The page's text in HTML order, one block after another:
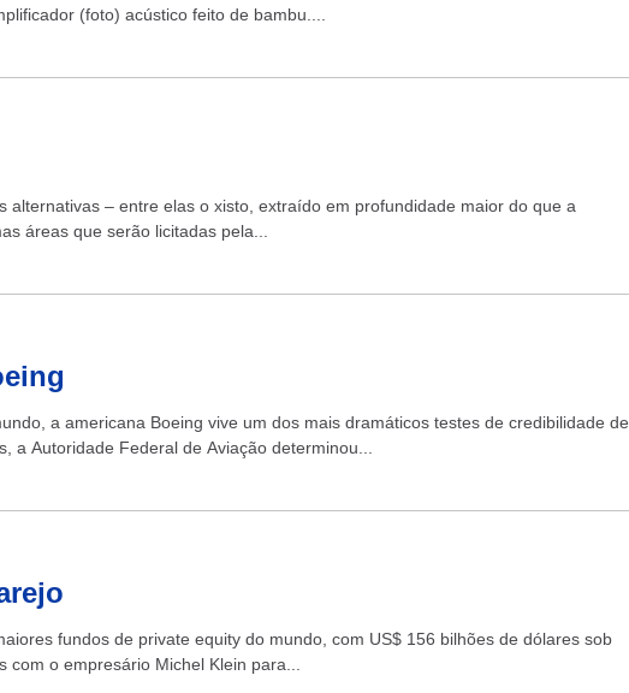
(foto) acústico feito de bambu....
– entre elas o xisto, extraído em profundidade maior do que a
áreas que serão licitadas pela...
a americana Boeing vive um dos mais dramáticos testes de credibilidade de
a Autoridade Federal de Aviação determinou...
fundos de private equity do mundo, com US$ 156 bilhões de dólares sob
o empresário Michel Klein para...